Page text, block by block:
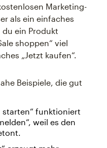
Marketing-
als ein einfaches
du ein Produkt
shoppen“ viel
„Jetzt kaufen“.
Beispiele, die gut
starten“ funktioniert
weil es den